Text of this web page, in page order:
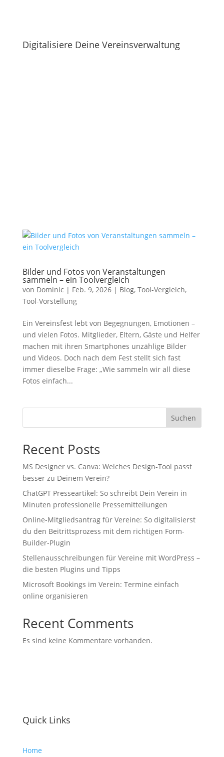
Digitalisiere Deine Vereinsverwaltung
Bilder und Fotos von Veranstaltungen
sammeln – ein Toolvergleich
von Dominic | Feb. 9, 2026| Blog, Tool-Vergleich,
Tool-Vorstellung
Ein Vereinsfest lebt von Begegnungen, Emotionen –
und vielen Fotos. Mitglieder, Eltern, Gäste und Helfer
machen mit ihren Smartphones unzählige Bilder
und Videos. Doch nach dem Fest stellt sich fast
immer dieselbe Frage: „Wie sammeln wir all diese
Fotos einfach...
Suchen
Recent Posts
MS Designer vs. Canva: Welches Design-Tool passt
besser zu Deinem Verein?
ChatGPT Presseartikel: So schreibt Dein Verein in
Minuten professionelle Pressemitteilungen
Online-Mitgliedsantrag für Vereine: So digitalisierst
du den Beitrittsprozess mit dem richtigen Form-
Builder-Plugin
Stellenausschreibungen für Vereine mit WordPress –
die besten Plugins und Tipps
Microsoft Bookings im Verein: Termine einfach
online organisieren
Recent Comments
Es sind keine Kommentare vorhanden.
Quick Links
Home